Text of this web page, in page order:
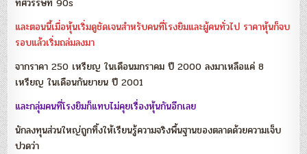
และตอนนี้เมื่อหุ้นเริ่มดูชัดเจนสำหรับคนที่โรงยิมและผู้คนทั่วไป ราคาหุ้นก็จบ
รอบแล้วเริ่มถล่มลงมา
จากราคา 250 เหรียญ ในเดือนมกราคม ปี 2000 ลงมาเหลือแค่ 8
เหรียญ ในเดือนกันยายน ปี 2001
และกลุ่มคนที่โรงยิมก็แทบไม่คุยเรื่องหุ้นกันอีกเลย
นักลงทุนส่วนใหญ่ถูกทิ้งให้เรียนรู้ความจริงพื้นฐานของตลาดด้วยความเจ็บ
ปวดว่า